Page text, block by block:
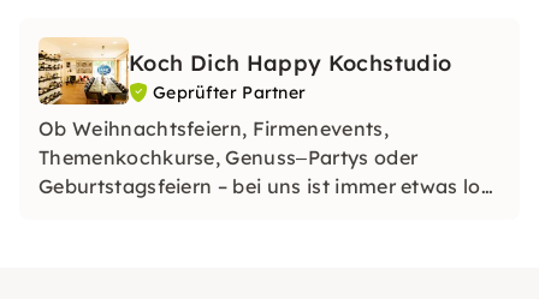
Koch Dich Happy Kochstudio
Geprüfter Partner
Ob Weihnachtsfeiern, Firmenevents,
Themenkochkurse, Genuss‒Partys oder
Geburtstagsfeiern – bei uns ist immer etwas los